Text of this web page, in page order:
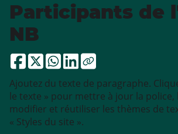
Participants de
NB
Ajoutez du texte de paragraphe.
le texte » pour mettre à jour la police,
modifier et réutiliser les thèmes de
« Styles du site ».